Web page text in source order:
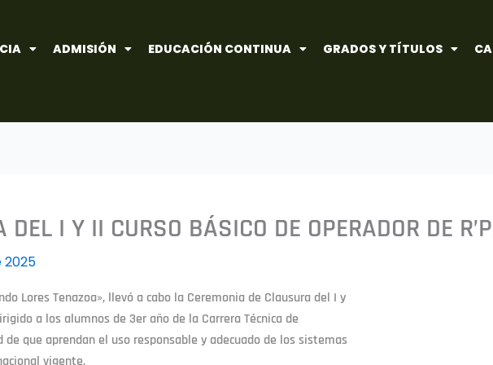
ADMISIÓN EDUCACIÓN CONTINUA GRADOS Y TÍTULOS
I Y II CURSO BÁSICO DE OPERADOR DE
2025
Lores Tenazoa», llevó a cabo la Ceremonia de Clausura del I y
a los alumnos de 3er año de la Carrera Técnica de
que aprendan el uso responsable y adecuado de los sistemas
vigente.